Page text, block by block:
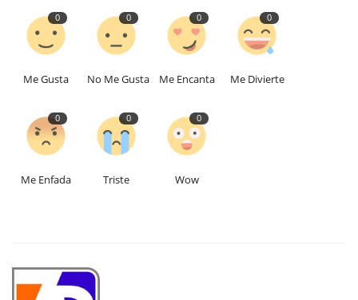
0
Me Gusta
0
No Me Gusta
0
Me Encanta
0
Me Divierte
0
Me Enfada
0
Triste
0
Wow